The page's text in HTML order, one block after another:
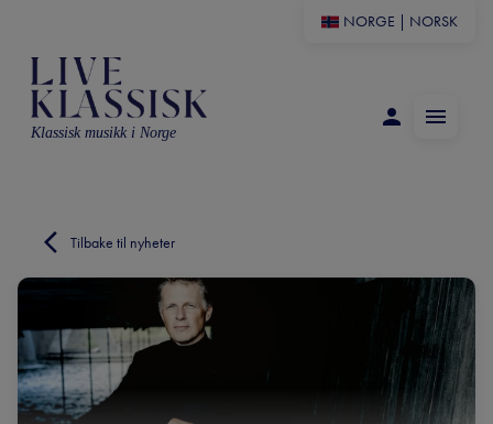
NORGE NORSK
Klassisk musikk i Norge
Tilbake til nyheter